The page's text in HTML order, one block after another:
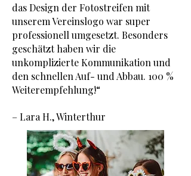
das Design der Fotostreifen mit
unserem Vereinslogo war super
professionell umgesetzt. Besonders
geschätzt haben wir die
unkomplizierte Kommunikation und
den schnellen Auf- und Abbau. 100 %
Weiterempfehlung!“
– Lara H., Winterthur